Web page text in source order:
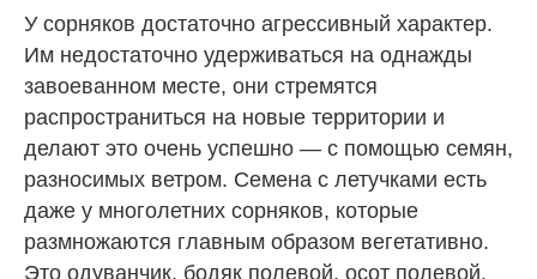
У сорняков достаточно агрессивный характер.
Им недостаточно удерживаться на однажды
завоеванном месте, они стремятся
распространиться на новые территории и
делают это очень успешно — с помощью семян,
разносимых ветром. Семена с летучками есть
даже у многолетних сорняков, которые
размножаются главным образом вегетативно.
Это одуванчик, бодяк полевой, осот полевой.